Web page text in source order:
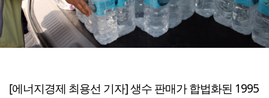
[에너지경제 최용선 기자] 생수 판매가 합법화된 1995